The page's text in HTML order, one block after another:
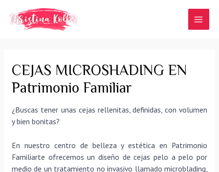
contenido
CEJAS MICROSHADING EN
Patrimonio Familiar
¿Buscas tener unas cejas rellenitas, definidas, con volumen
y bien bonitas?
En nuestro centro de belleza y estética en Patrimonio
Familiarte ofrecemos un diseño de cejas pelo a pelo por
medio de un tratamiento no invasivo llamado microblading,